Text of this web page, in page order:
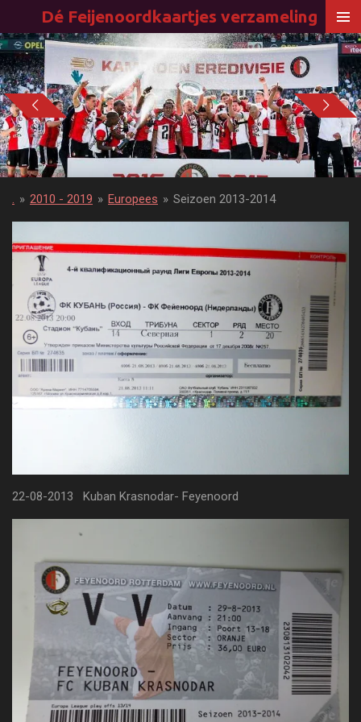
direct
naar
de
hoofdinhoud
Dé Feijenoordkaartjes verzameling
. » 2010 - 2019 » Europees » Seizoen 2013-2014
22-08-2013 Kuban Krasnodar- Feyenoord